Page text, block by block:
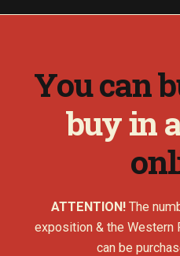
You can
buy in
ATTENTION! The
exposition & the Western
can be